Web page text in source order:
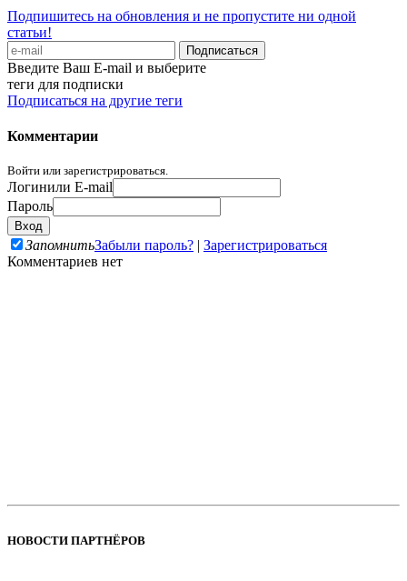
Подпишитесь на обновления и не пропустите ни одной
статьи!
Введите Ваш E-mail и выберите
теги для подписки
Подписаться на другие теги
Комментарии
Войти или зарегистрироваться.
Логинили E-mail
Пароль
ЗапомнитьЗабыли пароль? | Зарегистрироваться
Комментариев нет
НОВОСТИ ПАРТНЁРОВ